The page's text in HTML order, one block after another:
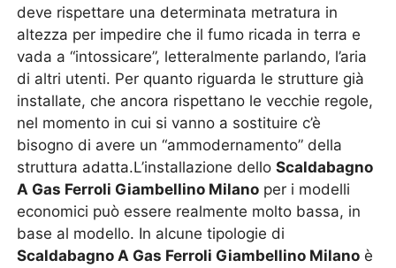
deve rispettare una determinata metratura in
altezza per impedire che il fumo ricada in terra e
vada a “intossicare”, letteralmente parlando, l’aria
di altri utenti. Per quanto riguarda le strutture già
installate, che ancora rispettano le vecchie regole,
nel momento in cui si vanno a sostituire c’è
bisogno di avere un “ammodernamento” della
struttura adatta.L’installazione delloScaldabagno
A Gas Ferroli Giambellino Milano per i modelli
economici può essere realmente molto bassa, in
base al modello. In alcune tipologie di
Scaldabagno A Gas Ferroli Giambellino Milano è